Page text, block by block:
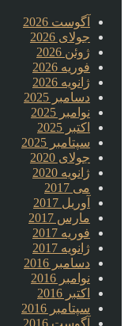
آگوست 2026
جولای 2026
ژوئن 2026
فوریه 2026
ژانویه 2026
دسامبر 2025
نوامبر 2025
اکتبر 2025
سپتامبر 2025
جولای 2020
ژانویه 2020
می 2017
آوریل 2017
مارس 2017
فوریه 2017
ژانویه 2017
دسامبر 2016
نوامبر 2016
اکتبر 2016
سپتامبر 2016